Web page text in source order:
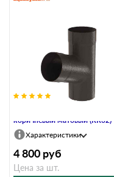
коричневый матовый (RR32)
Характеристики
4 800 руб
Цена за шт.